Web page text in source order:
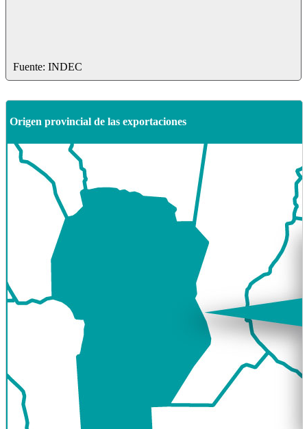
Fuente: INDEC
Origen provincial de las exportaciones